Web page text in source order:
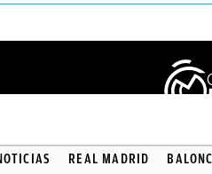
REAL MADRID